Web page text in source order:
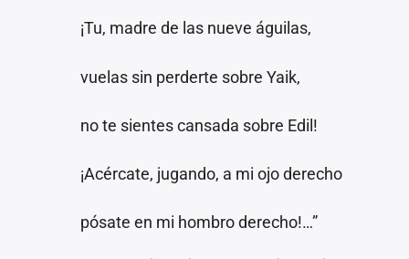
¡Tu, madre de las nueve águilas,
vuelas sin perderte sobre Yaik,
no te sientes cansada sobre Edil!
¡Acércate, jugando, a mi ojo derecho
pósate en mi hombro derecho!…”